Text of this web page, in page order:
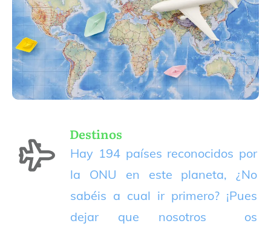
Destinos
Hay 194 países reconocidos por
la ONU en este planeta, ¿No
sabéis a cual ir primero? ¡Pues
dejar que nosotros os